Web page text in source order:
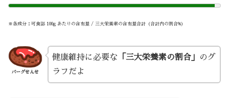
※各成分：可食部 100g あたりの含有量 / 三大栄養素の含有量合計（合計内の割合%）
バーグせんせ
健康維持に必要な 「三大栄養素の割合」
のグ
ラフだよ